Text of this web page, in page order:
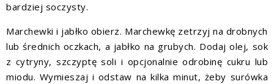
bardziej soczysty.
Marchewki i jabłko obierz. Marchewkę zetrzyj na drobnych
lub średnich oczkach, a jabłko na grubych. Dodaj olej, sok
z cytryny, szczyptę soli i opcjonalnie odrobinę cukru lub
miodu. Wymieszaj i odstaw na kilka minut, żeby surówka